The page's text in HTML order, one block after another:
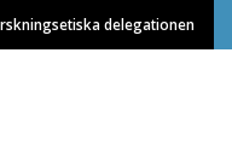
delegationen